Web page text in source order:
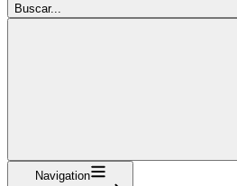
Buscar...
Navigation